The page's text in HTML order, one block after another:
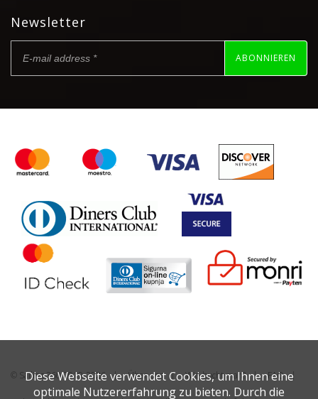
Newsletter
ABONNIEREN
© Sailing 360 2019-2026 Über uns Wie bucht man? FAQ
Diese Webseite verwendet Cookies, um Ihnen eine
optimale Nutzererfahrung zu bieten. Durch die